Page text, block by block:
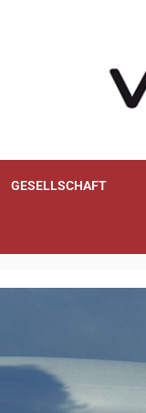
GESELLSCHAFT